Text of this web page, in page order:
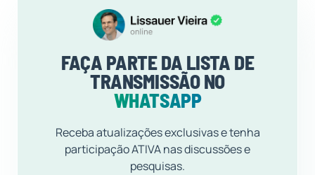
FAÇA PARTE DA LISTA DE
TRANSMISSÃO NO
WHATSAPP
Receba atualizações exclusivas e tenha
participação ATIVA nas discussões e
pesquisas.